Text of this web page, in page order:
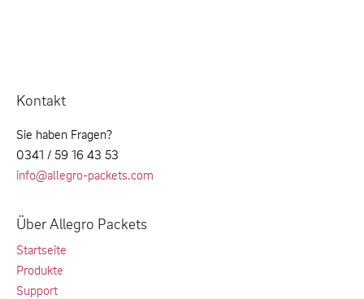
Kontakt
Sie haben Fragen?
0341 / 59 16 43 53
info@allegro-packets.com
Über Allegro Packets
Startseite
Produkte
Support